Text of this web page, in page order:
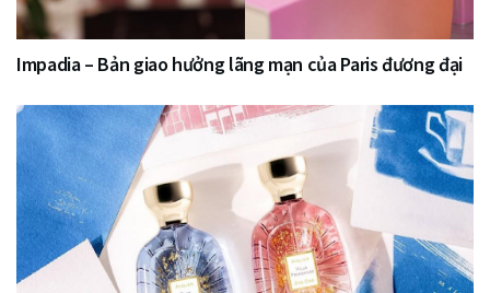
Impadia – Bản giao hưởng lãng mạn của Paris đương đại